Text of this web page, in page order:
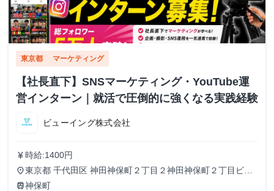
東京都 マーケティング
【社長直下】SNSマーケティング・YouTube運
営インターン｜就活で圧倒的に強くなる実践経験
ビューイング株式会社
currency_yen 時給:1400円
place東京都 千代田区 神田神保町２丁目２神田神保町２丁目ビル
５０２号室
train神保町